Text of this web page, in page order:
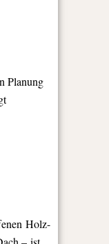
Planung
Holz-